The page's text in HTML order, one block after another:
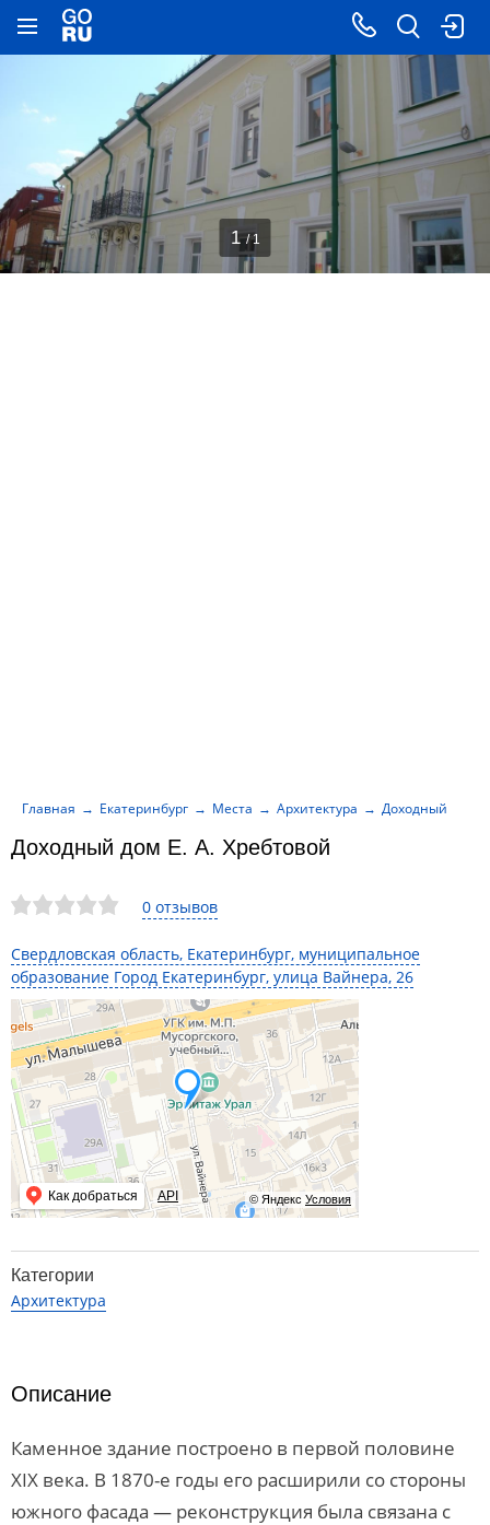
0 отзывов
Свердловская область, Екатеринбург, муниципальное
образование Город Екатеринбург, улица Вайнера, 26
© Яндекс Условия
Как добраться API
Доходный дом Е. А. Хребтовой
Главная Екатеринбург Места Архитектура Доходный дом
1 / 1
Категории
Архитектура
Описание
Каменное здание построено в первой половине
XIX века. В 1870-е годы его расширили со стороны
южного фасада — реконструкция была связана с